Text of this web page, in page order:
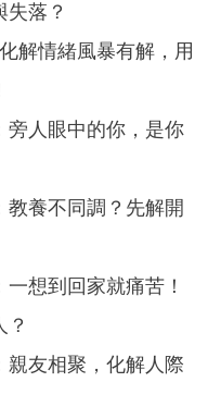
落？
解情緒風暴有解，用
旁人眼中的你，是你
教養不同調？先解開
想到回家就痛苦！
親友相聚，化解人際